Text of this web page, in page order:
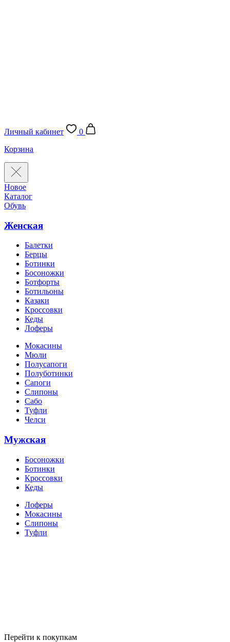
Личный кабинет
0
Корзина
Новое
Каталог
Обувь
Женская
Балетки
Берцы
Ботинки
Босоножки
Ботфорты
Ботильоны
Казаки
Кроссовки
Кеды
Лоферы
Мокасины
Мюли
Полусапоги
Полуботинки
Сапоги
Слипоны
Сабо
Туфли
Челси
Мужская
Босоножки
Ботинки
Кроссовки
Кеды
Лоферы
Мокасины
Слипоны
Туфли
Перейти к покупкам